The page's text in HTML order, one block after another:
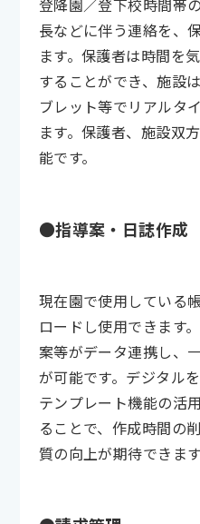
登降園／登下校時間帯
長などに伴う連絡を、
ます。保護者は時間を
することができ、施設
ブレット等でリアルタ
ます。保護者、施設双
能です。
●指導案・日誌作成
現在園で使用している
ロードし使用できます
案等がデータ連携し、
が可能です。デジタル
テンプレート機能の活
ることで、作成時間の
質の向上が期待できます